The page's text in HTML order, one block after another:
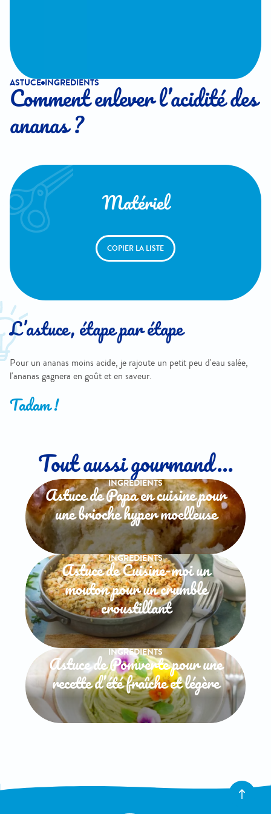
ASTUCE INGREDIENTS
Comment enlever l’acidité des
ananas ?
Matériel
COPIER LA LISTE
L’astuce, étape par étape
Pour un ananas moins acide, je rajoute un petit peu d'eau salée,
l'ananas gagnera en goût et en saveur.
Tadam !
Tout aussi gourmand...
INGREDIENTS
Astuce de Papa en cuisine pour
une brioche hyper moelleuse
INGREDIENTS
Astuce de Cuisine-moi un
mouton pour un crumble
croustillant
INGREDIENTS
Astuce de Pomverte pour une
recette d’été fraîche et légère